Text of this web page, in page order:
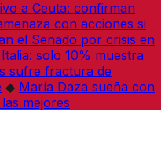
a Ceuta: confirman
con acciones si
el Senado por crisis en
solo 10% muestra
sufre fractura de
◆ María Daza sueña con
mejores